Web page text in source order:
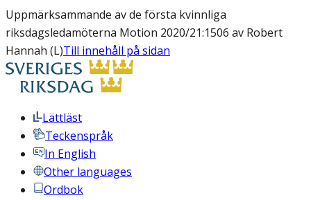
Uppmärksammande av de första kvinnliga
riksdagsledamöterna Motion 2020/21:1506 av Robert
Hannah (L)Till innehåll på sidan
Lättläst
Teckenspråk
In English
Other languages
Ordbok